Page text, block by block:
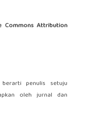
Commons Attribution
penulis setuju
oleh jurnal dan